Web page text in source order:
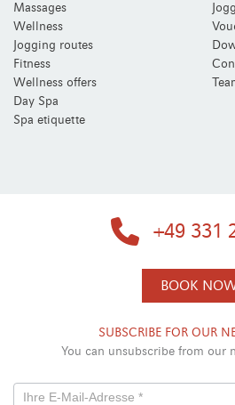
Massages
Wellness
Jogging routes
Fitness
Wellness offers
Day Spa
Spa etiquette
+49 331
BOOK
SUBSCRIBE FOR OUR
You can unsubscribe from our
Newsletterformular